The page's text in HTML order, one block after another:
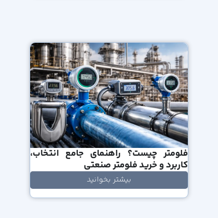
فلومتر چیست؟ راهنمای جامع انتخاب،
کاربرد و خرید فلومتر صنعتی
بیشتر بخوانید